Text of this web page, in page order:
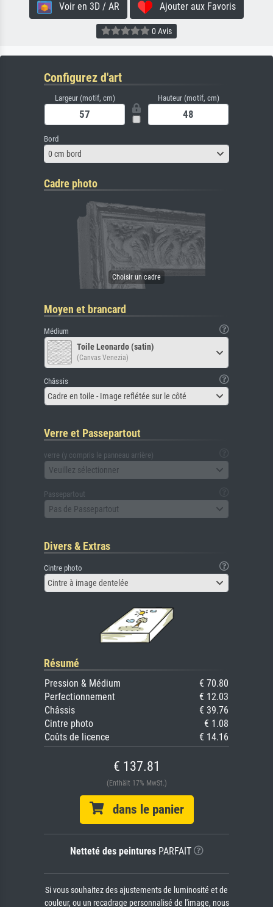
Voir en 3D / AR Ajouter aux Favoris
0 Avis
Configurez d'art
Largeur (motif, cm) Hauteur (motif, cm)
Bord
0 cm bord
Cadre photo
Moyen et brancard
Médium
Toile Leonardo (satin)
(Canvas Venezia)
Châssis
Cadre en toile - Image reflétée sur le côté
Verre et Passepartout
verre (y compris le panneau arrière)
Veuillez sélectionner
Passepartout
Pas de Passepartout
Divers & Extras
Cintre photo
Cintre à image dentelée
Résumé
Pression & Médium
€ 70.80
Perfectionnement
€ 12.03
Châssis
€ 39.76
Cintre photo
€ 1.08
Coûts de licence
€ 14.16
€ 137.81
(Enthält 17% MwSt.)
dans le panier
Netteté des peinturesPARFAIT
Si vous souhaitez des ajustements de luminosité et de
couleur, ou un recadrage personnalisé de l'image, nous